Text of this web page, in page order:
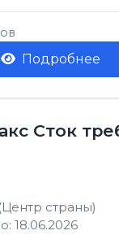
дом...
Подробнее
Сток
страны)
18.06.2026